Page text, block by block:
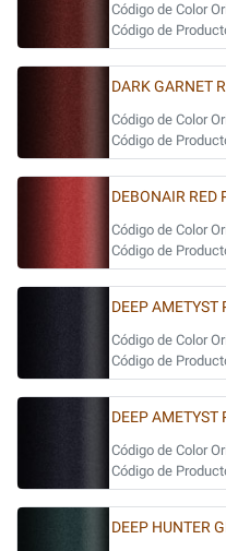
Código de Color
Código de
DARK GARNET
Código de Color
Código de
DEBONAIR RED
Código de Color
Código de
DEEP AMETYST
Código de Color
Código de
DEEP AMETYST
Código de Color
Código de
DEEP HUNTER